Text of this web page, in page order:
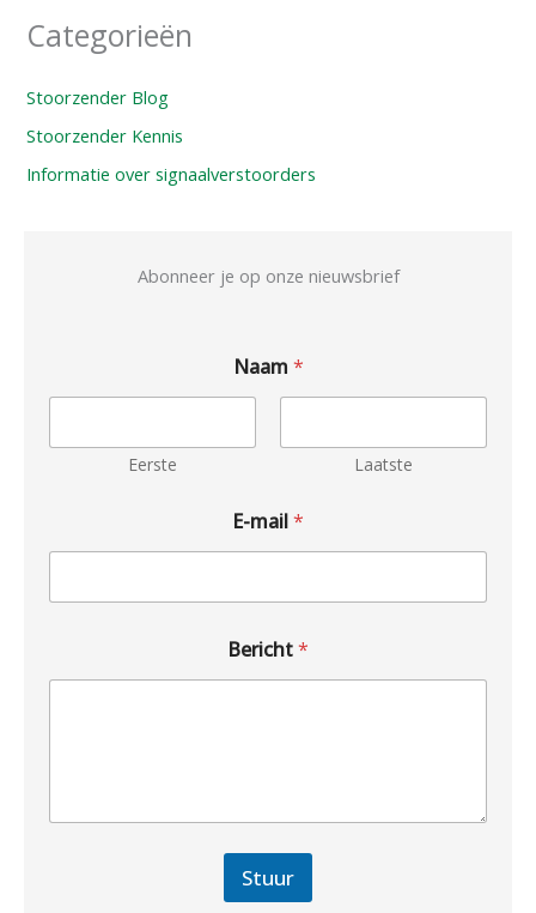
Categorieën
Stoorzender Blog
Stoorzender Kennis
Informatie over signaalverstoorders
Abonneer je op onze nieuwsbrief
Naam *
Eerste Laatste
E-mail*
Bericht*
Stuur